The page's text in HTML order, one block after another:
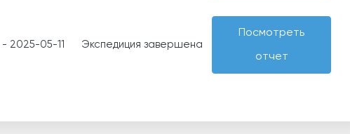
- 2025-05-11 Экспедиция завершена
Посмотреть
отчет